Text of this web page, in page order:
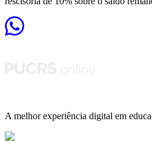
A melhor experiência digital em